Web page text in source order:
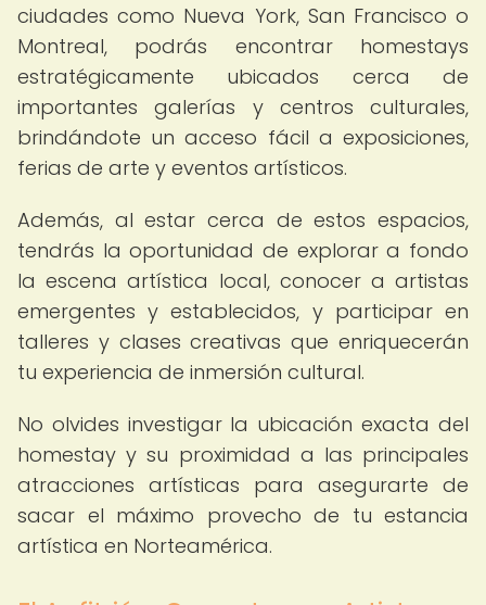
ciudades como Nueva York, San Francisco o
Montreal, podrás encontrar homestays
estratégicamente ubicados cerca de
importantes galerías y centros culturales,
brindándote un acceso fácil a exposiciones,
ferias de arte y eventos artísticos.
Además, al estar cerca de estos espacios,
tendrás la oportunidad de explorar a fondo
la escena artística local, conocer a artistas
emergentes y establecidos, y participar en
talleres y clases creativas que enriquecerán
tu experiencia de inmersión cultural.
No olvides investigar la ubicación exacta del
homestay y su proximidad a las principales
atracciones artísticas para asegurarte de
sacar el máximo provecho de tu estancia
artística en Norteamérica.